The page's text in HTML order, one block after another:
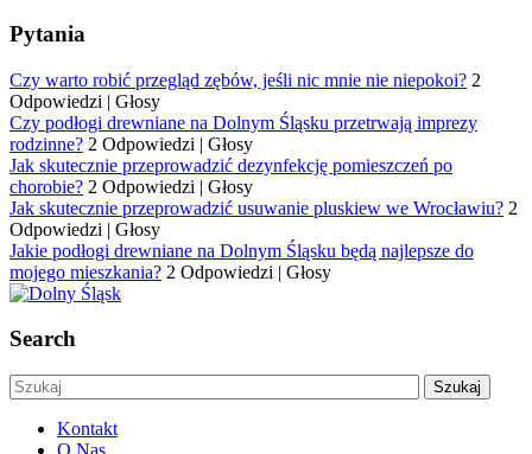
Pytania
Czy warto robić przegląd zębów, jeśli nic mnie nie niepokoi? 2
Odpowiedzi | Głosy
Czy podłogi drewniane na Dolnym Śląsku przetrwają imprezy
rodzinne? 2 Odpowiedzi | Głosy
Jak skutecznie przeprowadzić dezynfekcję pomieszczeń po
chorobie? 2 Odpowiedzi | Głosy
Jak skutecznie przeprowadzić usuwanie pluskiew we Wrocławiu? 2
Odpowiedzi | Głosy
Jakie podłogi drewniane na Dolnym Śląsku będą najlepsze do
mojego mieszkania? 2 Odpowiedzi | Głosy
Search
Kontakt
O Nas